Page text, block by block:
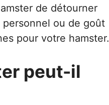
de détourner
personnel ou de goût
pour votre hamster.
peut-il